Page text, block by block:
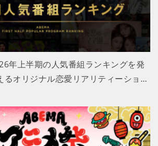
年上半期の人気番組ランキングを発
るオリジナル恋愛リアリティーショ…